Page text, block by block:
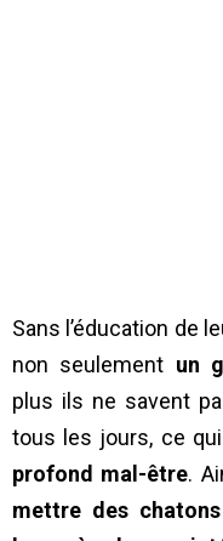
Sans l’éducation de
non seulement un
plus ils ne savent
tous les jours, ce
profond mal-être.
mettre des